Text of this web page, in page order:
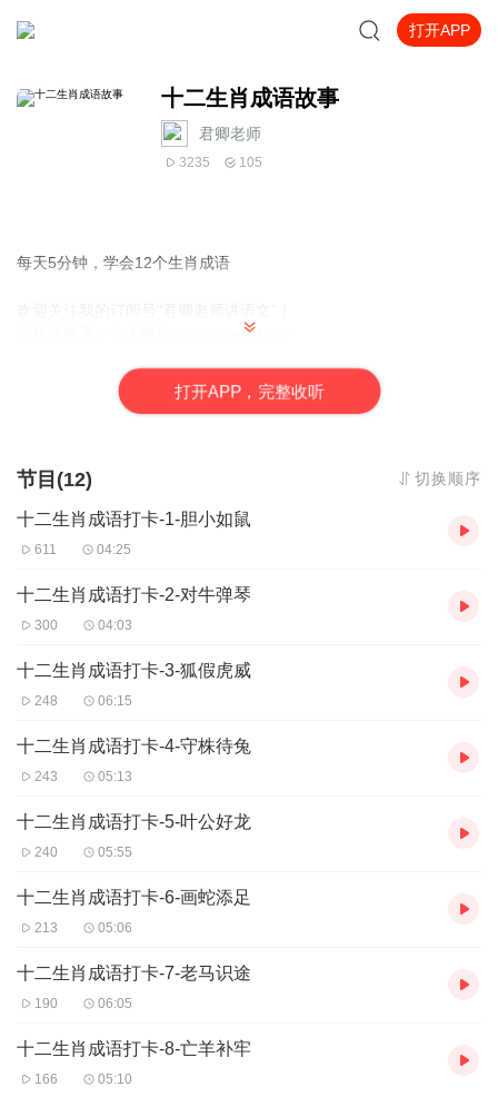
打开APP
十二生肖成语故事
君卿老师
3235 105
每天5分钟，学会12个生肖成语
合作请联系：个人微信“junqinglaoshi-3”
打开APP，完整收听
节目(12) 切换顺序
十二生肖成语打卡-1-胆小如鼠
611 04:25
十二生肖成语打卡-2-对牛弹琴
300 04:03
十二生肖成语打卡-3-狐假虎威
248 06:15
十二生肖成语打卡-4-守株待兔
243 05:13
十二生肖成语打卡-5-叶公好龙
240 05:55
十二生肖成语打卡-6-画蛇添足
213 05:06
十二生肖成语打卡-7-老马识途
190 06:05
十二生肖成语打卡-8-亡羊补牢
166 05:10